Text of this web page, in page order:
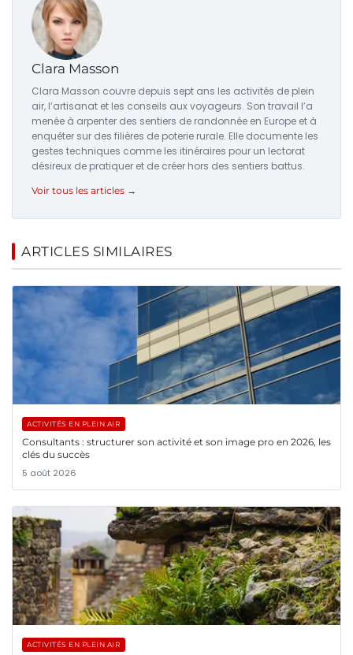
Clara Masson
Clara Masson couvre depuis sept ans les activités de plein
air, l’artisanat et les conseils aux voyageurs. Son travail l’a
menée à arpenter des sentiers de randonnée en Europe et à
enquêter sur des filières de poterie rurale. Elle documente les
gestes techniques comme les itinéraires pour un lectorat
désireux de pratiquer et de créer hors des sentiers battus.
Voir tous les articles →
ARTICLES SIMILAIRES
ACTIVITÉS EN PLEIN AIR
Consultants : structurer son activité et son image pro en 2026, les
clés du succès
5 août 2026
ACTIVITÉS EN PLEIN AIR